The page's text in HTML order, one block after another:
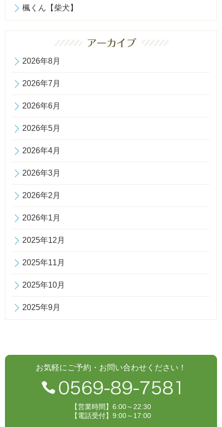
楓くん【柴犬】
2026年8月
2026年7月
2026年6月
2026年5月
2026年4月
2026年3月
2026年2月
2026年1月
2025年12月
2025年11月
2025年10月
2025年9月
お気軽にご予約・お問い合わせください！
【営業時間】6:00～22:30
【電話受付】9:00～17:00